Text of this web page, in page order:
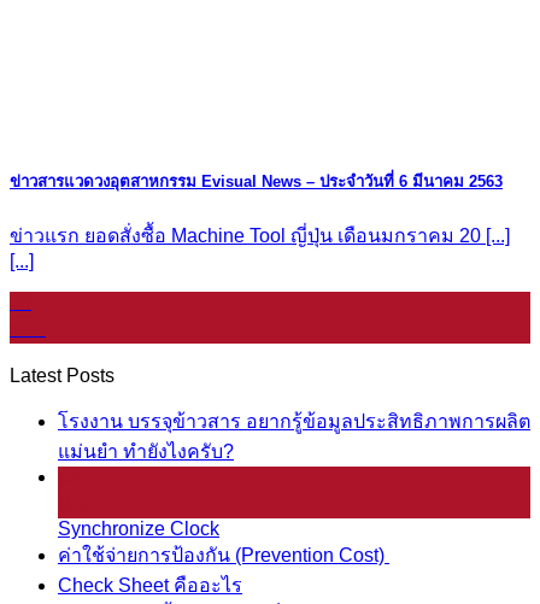
ข่าวสารแวดวงอุตสาหกรรม Evisual News – ประจำวันที่ 6 มีนาคม 2563
ข่าวแรก ยอดสั่งซื้อ Machine Tool ญี่ปุ่น เดือนมกราคม 20 [...]
[...]
Latest Posts
โรงงาน บรรจุข้าวสาร อยากรู้ข้อมูลประสิทธิภาพการผลิต
แม่นยำ ทำยังไงครับ?
Synchronize Clock
ค่าใช้จ่ายการป้องกัน (Prevention Cost)
Check Sheet คืออะไร